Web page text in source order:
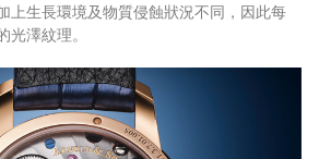
上生長環境及物質侵蝕狀況不同，因此每
光澤紋理。